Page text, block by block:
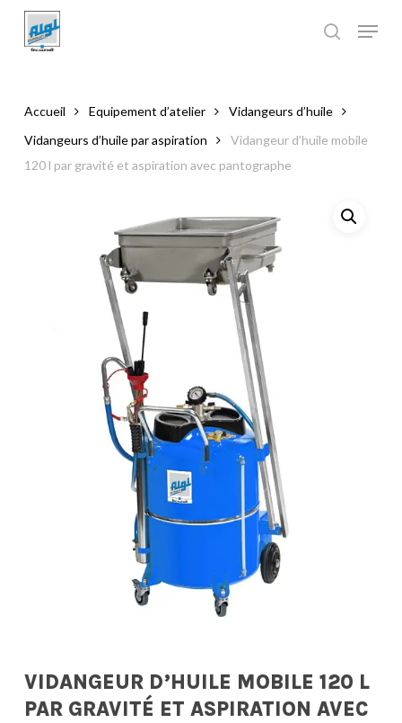
main
Accueil Equipement d’atelier
Vidangeurs d’huile
Vidangeurs d’huile par aspiration
Vidangeur d’huile mobile
120 l par gravité et aspiration avec pantographe
VIDANGEUR D’HUILE MOBILE 120 L
PAR GRAVITÉ ET ASPIRATION AVEC